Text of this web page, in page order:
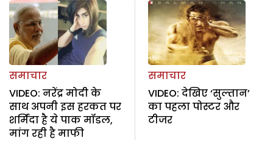
समाचार
VIDEO: नरेंद्र मोदी के
साथ अपनी इस हरकत पर
शर्मिंदा है ये पाक मॉडल,
मांग रही है माफी
समाचार
VIDEO: देखिए ‘सुल्तान’
का पहला पोस्टर और
टीजर